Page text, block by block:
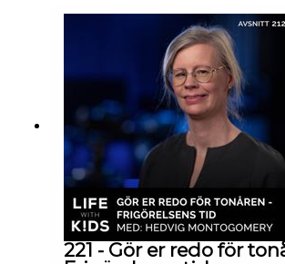
som medperson kan stötta innan
förlossningen och vilka verktyg
för att genomföra förlossningen
tryggt sätt, oavsett vart, när eller
faktorerna ser ut.
221 - Gör er redo för